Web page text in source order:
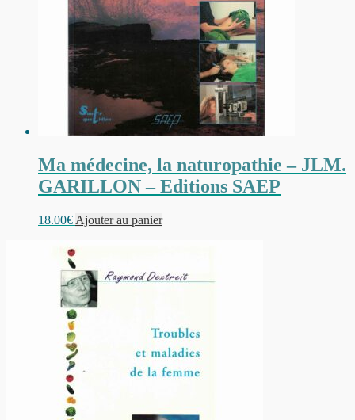
Ma médecine, la naturopathie – JLM.
GARILLON – Editions SAEP
18.00€ Ajouter au panier